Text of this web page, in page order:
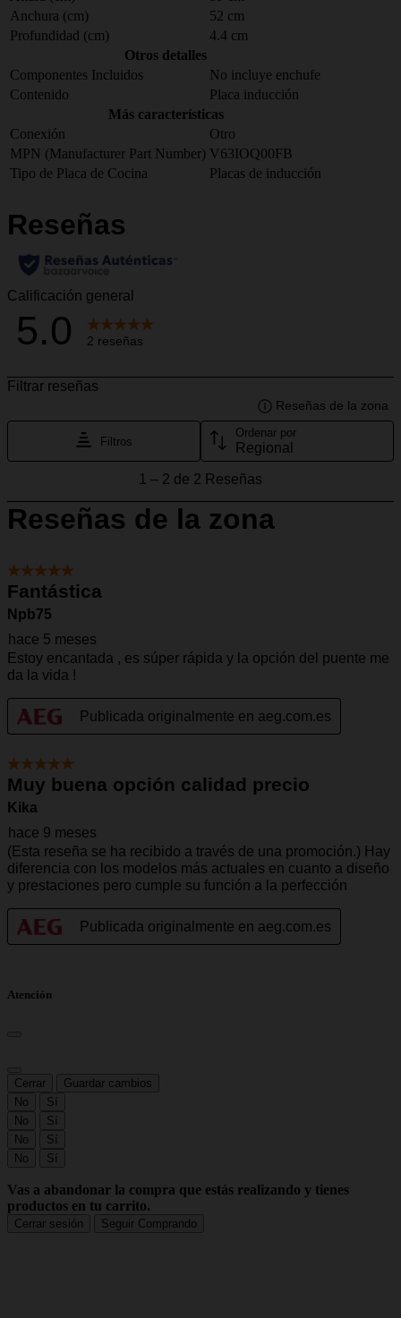
Anchura (cm)
52 cm
Profundidad (cm)
4.4 cm
Otros detalles
Componentes Incluidos
No incluye enchufe
Contenido
Placa inducción
Más características
Conexión
Otro
MPN (Manufacturer Part Number) V63IOQ00FB
Tipo de Placa de Cocina
Placas de inducción
Atención
Cerrar
Guardar cambios
No
Sí
No
Sí
No
Sí
No
Sí
Vas a abandonar la compra que estás realizando y tienes
productos en tu carrito.
Cerrar sesión Seguir Comprando